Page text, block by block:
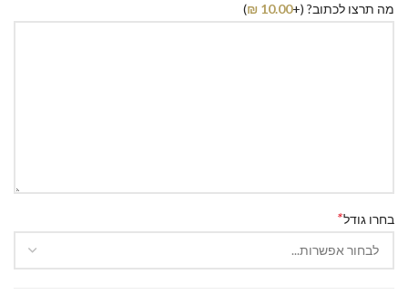
מה תרצו לכתוב? (+10.00
₪
)
בחרו גודל*